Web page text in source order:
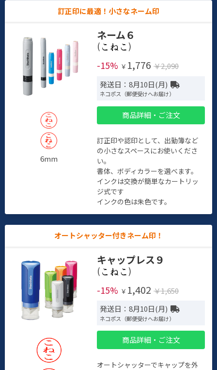
訂正印に最適！小さなネーム印
6mm
ネーム６
(
)
-15% ￥ 1,776 ￥2,090
発送日：8月10日(月)
ネコポス（郵便受けへお届け）
商品詳細・ご注文
訂正印や認印として、出勤簿など
の小さなスペースにお使いくださ
い。
書体、ボディカラーを選べます。
インクは交換が簡単なカートリッ
ジ式です
インクの色は朱色です。
オートシャッター付きネーム印！
キャップレス９
(
)
-15% ￥ 1,402 ￥1,650
発送日：8月10日(月)
ネコポス（郵便受けへお届け）
商品詳細・ご注文
オートシャッターでキャップを外